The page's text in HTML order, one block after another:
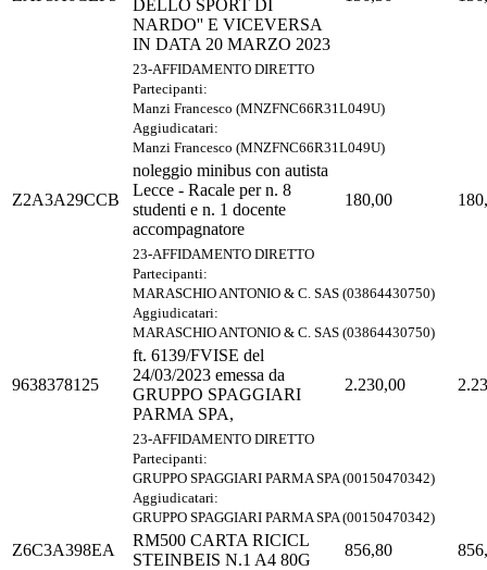
DELLO SPORT DI
NARDO'' E VICEVERSA
IN DATA 20 MARZO 2023
23-AFFIDAMENTO DIRETTO
Partecipanti:
Manzi Francesco (MNZFNC66R31L049U)
Aggiudicatari:
Manzi Francesco (MNZFNC66R31L049U)
Z2A3A29CCB
noleggio minibus con autista
Lecce - Racale per n. 8
studenti e n. 1 docente
accompagnatore
180,00
23-AFFIDAMENTO DIRETTO
Partecipanti:
MARASCHIO ANTONIO & C. SAS (03864430750)
Aggiudicatari:
MARASCHIO ANTONIO & C. SAS (03864430750)
9638378125
ft. 6139/FVISE del
24/03/2023 emessa da
GRUPPO SPAGGIARI
PARMA SPA,
2.230,00
23-AFFIDAMENTO DIRETTO
Partecipanti:
GRUPPO SPAGGIARI PARMA SPA (00150470342)
Aggiudicatari:
GRUPPO SPAGGIARI PARMA SPA (00150470342)
Z6C3A398EA
RM500 CARTA RICICL
STEINBEIS N.1 A4 80G
856,80